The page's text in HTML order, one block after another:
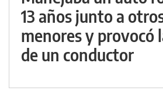
13 años junto a
menores y provocó
de un conductor